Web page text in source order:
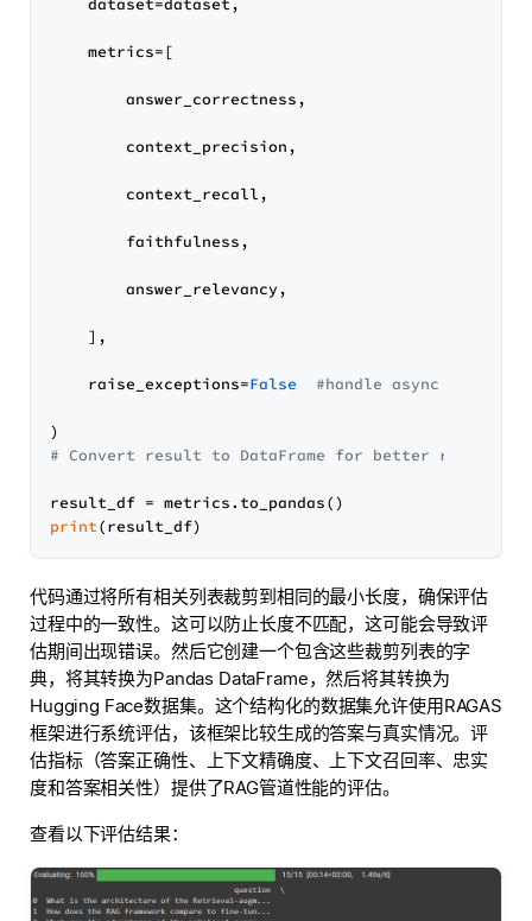
    metrics=[
        answer_correctness,
        context_precision,
        context_recall,
        faithfulness,
        answer_relevancy,
    ],
    raise_exceptions=
False #handle async issues
# Convert result to DataFrame for better
print
代码通过将所有相关列表裁剪到相同的最小长度，确保评估
过程中的一致性。这可以防止长度不匹配，这可能会导致评
估期间出现错误。然后它创建一个包含这些裁剪列表的字
典，将其转换为Pandas DataFrame，然后将其转换为
Hugging Face数据集。这个结构化的数据集允许使用RAGAS
框架进行系统评估，该框架比较生成的答案与真实情况。评
估指标（答案正确性、上下文精确度、上下文召回率、忠实
度和答案相关性）提供了RAG管道性能的评估。
查看以下评估结果：